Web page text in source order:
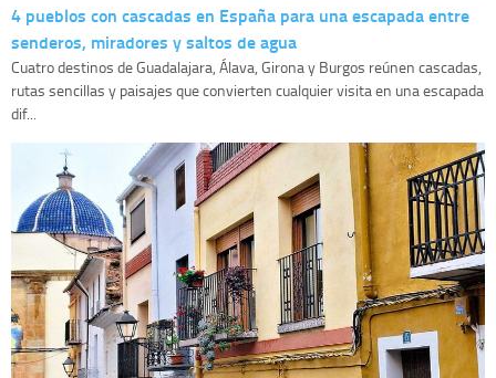
4 pueblos con cascadas en España para una escapada entre
senderos, miradores y saltos de agua
Cuatro destinos de Guadalajara, Álava, Girona y Burgos reúnen cascadas,
rutas sencillas y paisajes que convierten cualquier visita en una escapada
dif...